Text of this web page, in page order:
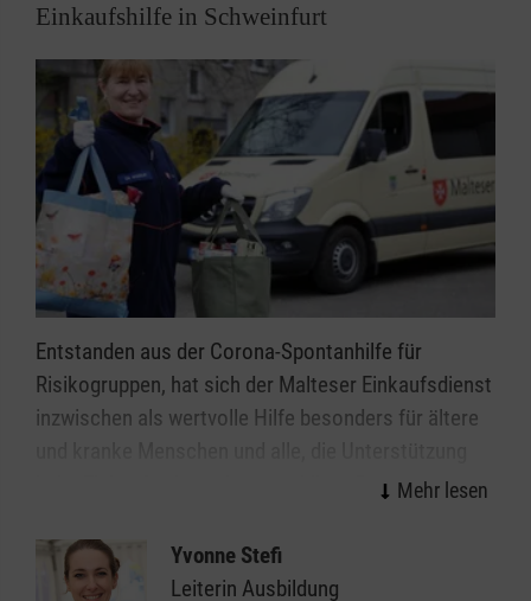
Einkaufshilfe in Schweinfurt
Entstanden aus der Corona-Spontanhilfe für
Risikogruppen, hat sich der Malteser Einkaufsdienst
inzwischen als wertvolle Hilfe besonders für ältere
beim Einkaufen benötigen, etabliert. Das Prinzip ist
selbst einkaufen gehen können, und Menschen, die
ihre Hilfe anbieten, zusammen. Dabei bemühen wir
Yvonne Stefi
Leiterin Ausbildung